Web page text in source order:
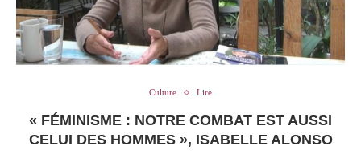
Culture Lire
« FÉMINISME : NOTRE COMBAT EST AUSSI
CELUI DES HOMMES », ISABELLE ALONSO